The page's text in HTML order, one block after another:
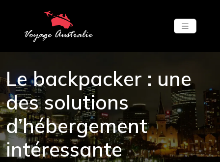
Le backpacker : une
des solutions
d’hébergement
intéressante